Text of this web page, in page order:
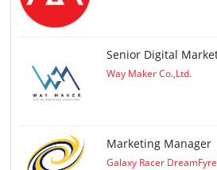
Senior Digital
Way Maker Co.,Ltd.
Marketing Manager
Galaxy Racer